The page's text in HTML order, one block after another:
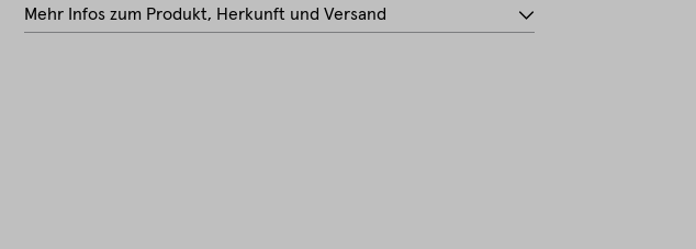
Mehr Infos zum Produkt, Herkunft und Versand